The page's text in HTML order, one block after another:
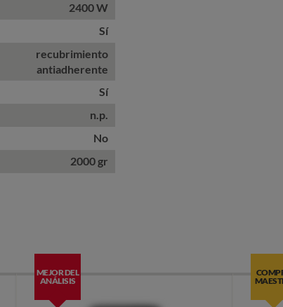
2400 W
Sí
recubrimiento
antiadherente
Sí
n.p.
No
2000 gr
MEJOR DEL
ANÁLISIS